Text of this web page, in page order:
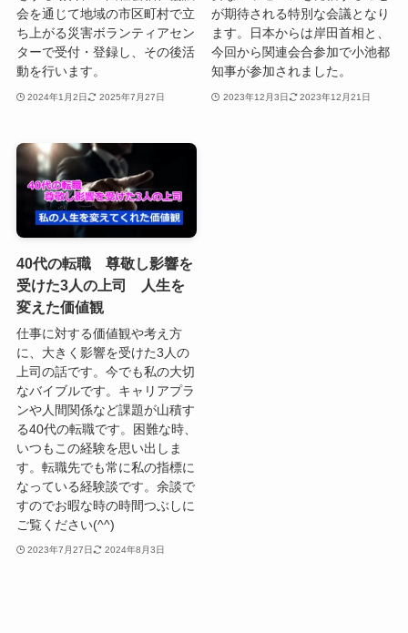
会を通じて地域の市区町村で立
ち上がる災害ボランティアセン
ターで受付・登録し、その後活
動を行います。
2024年1月2日 2025年7月27日
が期待される特別な会議となり
ます。日本からは岸田首相と、
今回から関連会合参加で小池都
知事が参加されました。
2023年12月3日 2023年12月21日
40代の転職 尊敬し影響を
受けた3人の上司 人生を
変えた価値観
仕事に対する価値観や考え方
に、大きく影響を受けた3人の
上司の話です。今でも私の大切
なバイブルです。キャリアプラ
ンや人間関係など課題が山積す
る40代の転職です。困難な時、
いつもこの経験を思い出しま
す。転職先でも常に私の指標に
なっている経験談です。余談で
すのでお暇な時の時間つぶしに
ご覧ください(^^)
2023年7月27日 2024年8月3日